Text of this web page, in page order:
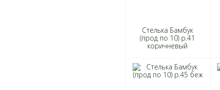
Стелька Бамбук
(прод по 10) р.41
коричневый